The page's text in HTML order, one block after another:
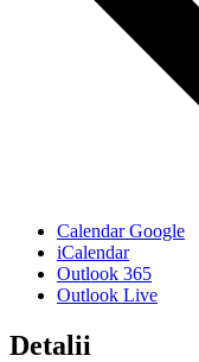
Calendar Google
iCalendar
Outlook 365
Outlook Live
Detalii